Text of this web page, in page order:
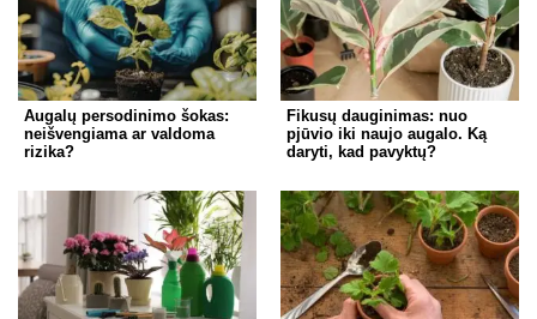
Augalų persodinimo šokas:
neišvengiama ar valdoma
rizika?
Fikusų dauginimas: nuo
pjūvio iki naujo augalo. Ką
daryti, kad pavyktų?